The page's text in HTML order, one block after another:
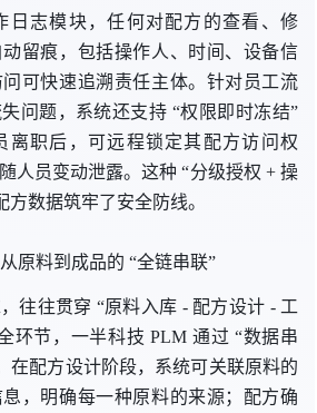
日志模块，任何对配方的查看、修
留痕，包括操作人、时间、设备信
可快速追溯责任主体。针对员工流
问题，系统还支持 “权限即时冻结”
离职后，可远程锁定其配方访问权
人员变动泄露。这种 “分级授权 + 操
方数据筑牢了安全防线。
原料到成品的 “全链串联”
往往贯穿 “原料入库 - 配方设计 - 工
环节，一半科技 PLM 通过 “数据串
在配方设计阶段，系统可关联原料的
，明确每一种原料的来源；配方确